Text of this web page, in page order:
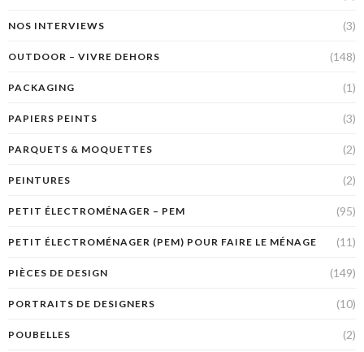
NOS INTERVIEWS (3)
OUTDOOR – VIVRE DEHORS (148)
PACKAGING (1)
PAPIERS PEINTS (3)
PARQUETS & MOQUETTES (2)
PEINTURES (2)
PETIT ÉLECTROMÉNAGER – PEM (95)
PETIT ÉLECTROMÉNAGER (PEM) POUR FAIRE LE MÉNAGE (11)
PIÈCES DE DESIGN (149)
PORTRAITS DE DESIGNERS (10)
POUBELLES (2)